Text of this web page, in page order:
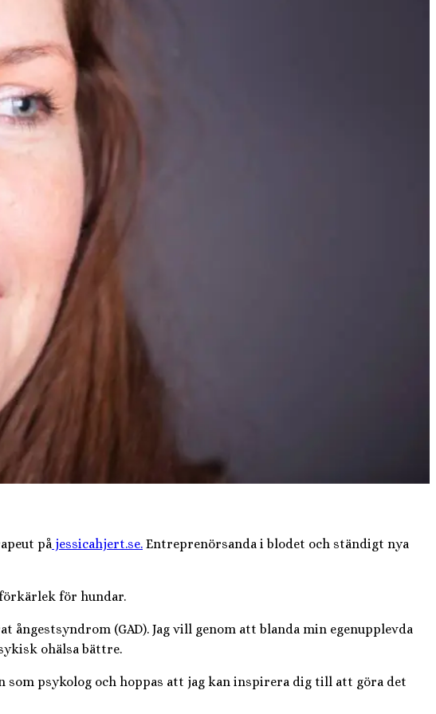
på jessicahjert.se. Entreprenörsanda i blodet och ständigt nya
för hundar.
ångestsyndrom (GAD). Jag vill genom att blanda min egenupplevda
ohälsa bättre.
som psykolog och hoppas att jag kan inspirera dig till att göra det